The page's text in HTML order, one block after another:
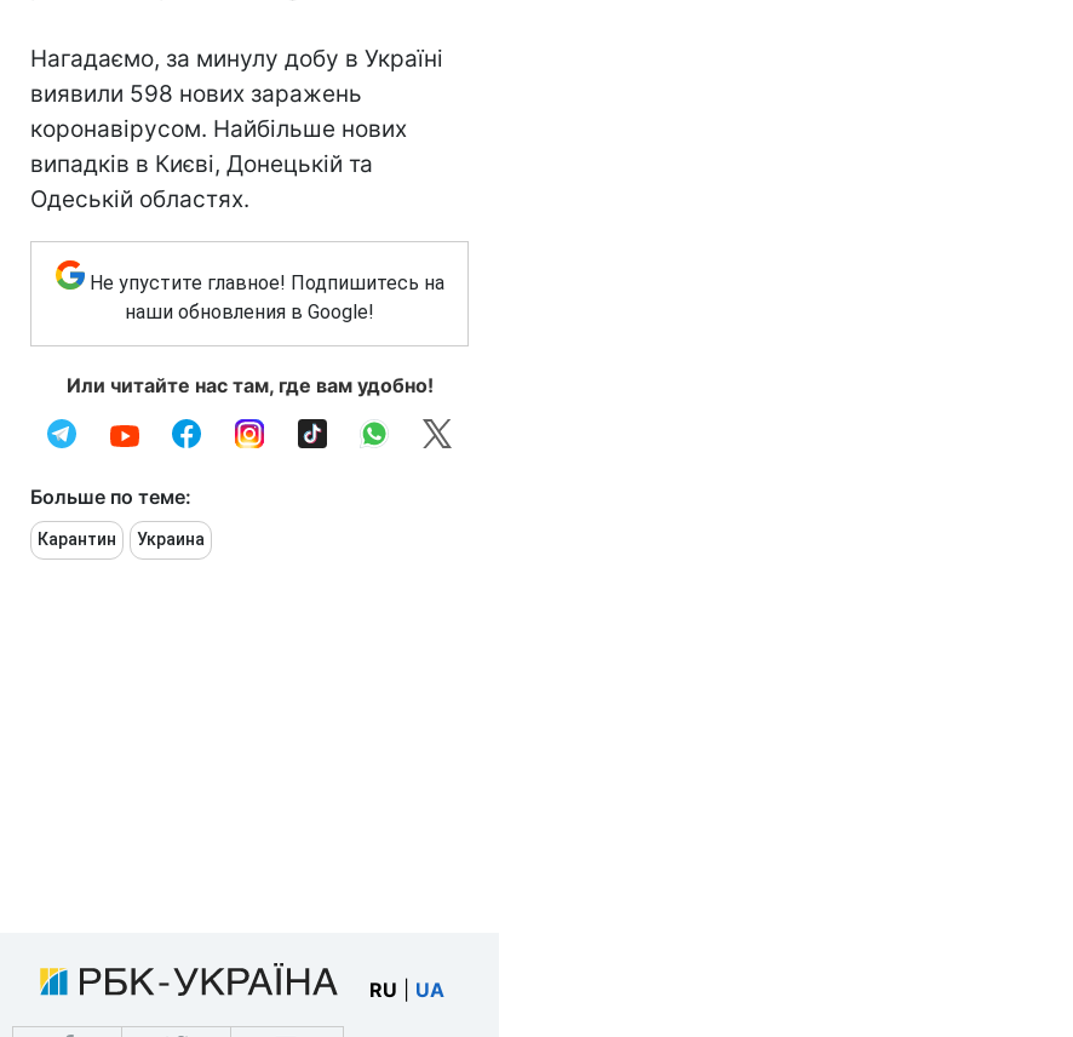
Нагадаємо, за минулу добу в Україні
виявили 598 нових заражень
коронавірусом. Найбільше нових
випадків в Києві, Донецькій та
Одеській областях.
Не упустите главное! Подпишитесь на
наши обновления в Google!
Или читайте нас там, где вам удобно!
Больше по теме:
Карантин Украина
RU UA